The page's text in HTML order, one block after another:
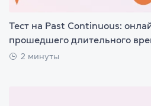
Тест на Past Continuous:
прошедшего длительного
2 минуты